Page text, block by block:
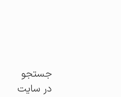
جستجو
در سایت